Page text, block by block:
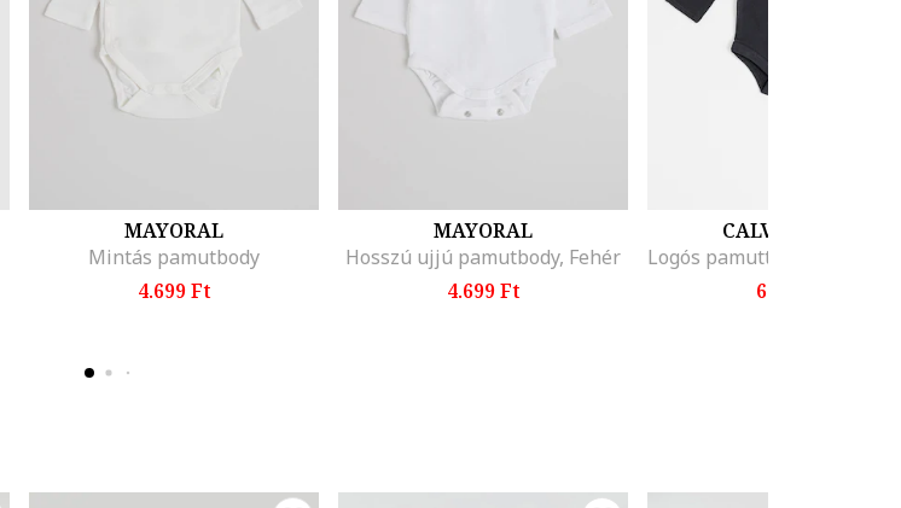
MAYORAL
Mintás pamutbody
4.699 Ft
MAYORAL
Hosszú ujjú pamutbody, Fehér
4.699 Ft
CALVIN KLEIN
6.299 Ft